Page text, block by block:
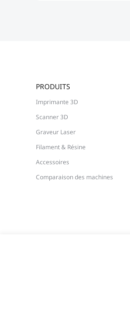
PRODUITS
Imprimante 3D
Scanner 3D
Graveur Laser
Filament & Résine
Accessoires
Comparaison des machines